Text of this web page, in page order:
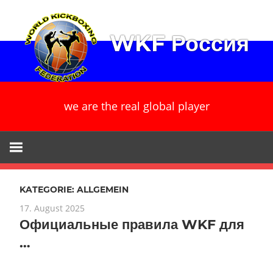
springen
WKF Россия
we are the real global player
KATEGORIE: ALLGEMEIN
17. August 2025
Официальные правила WKF для
…